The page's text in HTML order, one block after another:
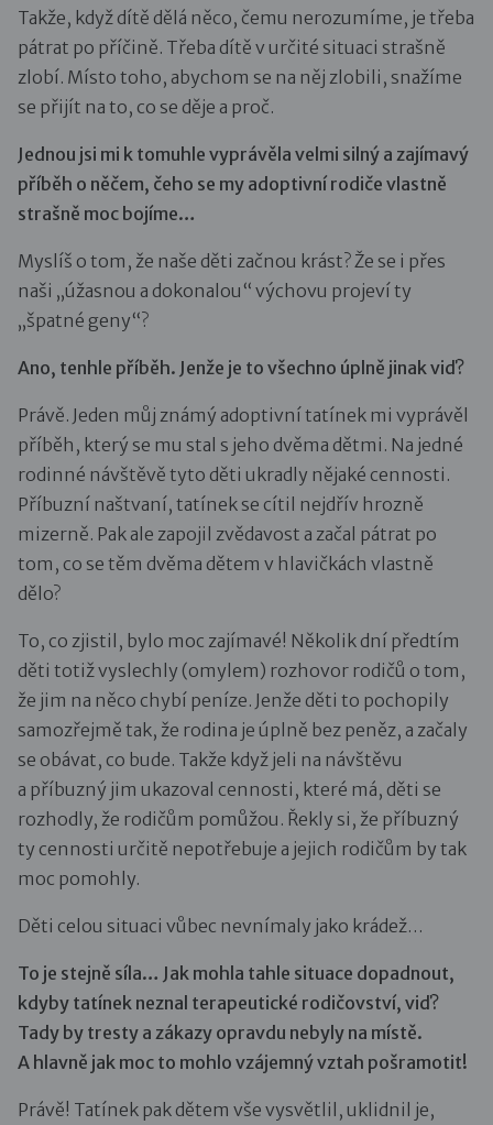
Takže, když dítě dělá něco, čemu nerozumíme, je třeba
pátrat po příčině. Třeba dítě v určité situaci strašně
zlobí. Místo toho, abychom se na něj zlobili, snažíme
se přijít na to, co se děje a proč.
Jednou jsi mi k tomuhle vyprávěla velmi silný a zajímavý
příběh o něčem, čeho se my adoptivní rodiče vlastně
strašně moc bojíme…
Myslíš o tom, že naše děti začnou krást? Že se i přes
naši „úžasnou a dokonalou“ výchovu projeví ty
„špatné geny“?
Ano, tenhle příběh. Jenže je to všechno úplně jinak viď?
Právě. Jeden můj známý adoptivní tatínek mi vyprávěl
příběh, který se mu stal s jeho dvěma dětmi. Na jedné
rodinné návštěvě tyto děti ukradly nějaké cennosti.
Příbuzní naštvaní, tatínek se cítil nejdřív hrozně
mizerně. Pak ale zapojil zvědavost a začal pátrat po
tom, co se těm dvěma dětem v hlavičkách vlastně
dělo?
To, co zjistil, bylo moc zajímavé! Několik dní předtím
děti totiž vyslechly (omylem) rozhovor rodičů o tom,
že jim na něco chybí peníze. Jenže děti to pochopily
samozřejmě tak, že rodina je úplně bez peněz, a začaly
se obávat, co bude. Takže když jeli na návštěvu
a příbuzný jim ukazoval cennosti, které má, děti se
rozhodly, že rodičům pomůžou. Řekly si, že příbuzný
ty cennosti určitě nepotřebuje a jejich rodičům by tak
moc pomohly.
Děti celou situaci vůbec nevnímaly jako krádež…
To je stejně síla… Jak mohla tahle situace dopadnout,
kdyby tatínek neznal terapeutické rodičovství, viď?
Tady by tresty a zákazy opravdu nebyly na místě.
A hlavně jak moc to mohlo vzájemný vztah pošramotit!
Právě! Tatínek pak dětem vše vysvětlil, uklidnil je,